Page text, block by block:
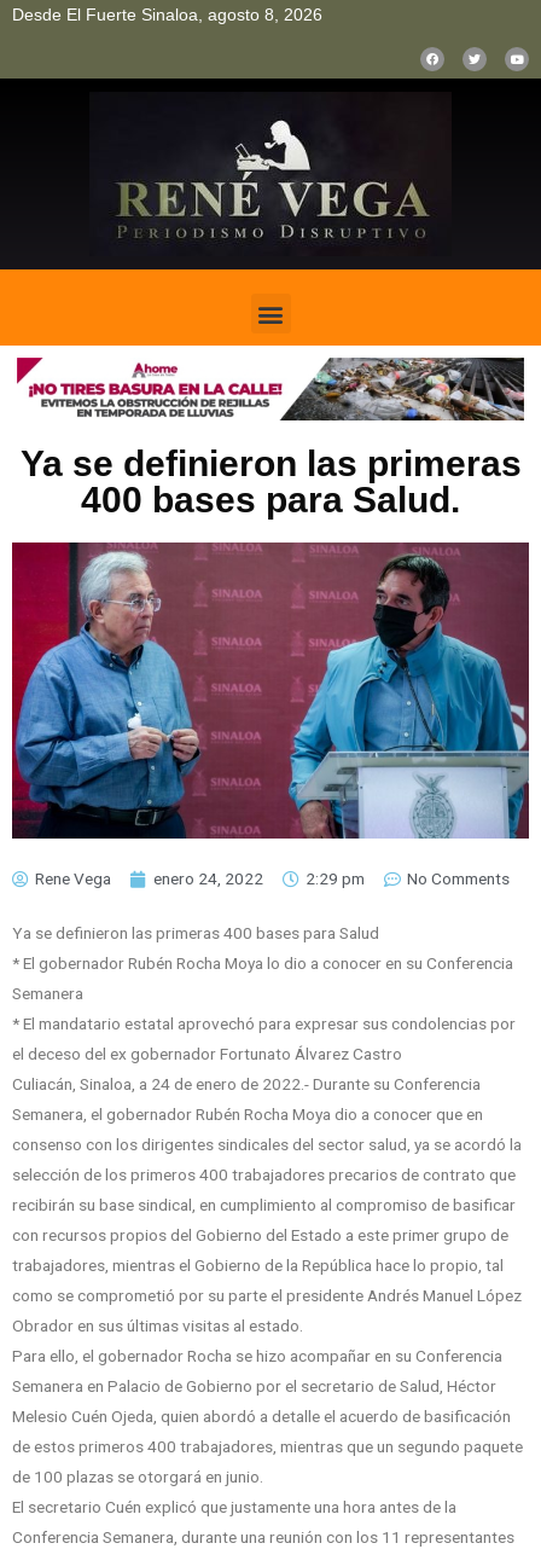
Desde El Fuerte Sinaloa, agosto 8, 2026
Ya se definieron las primeras
400 bases para Salud.
Rene Vega enero 24, 2022 2:29 pm No Comments
Ya se definieron las primeras 400 bases para Salud
* El gobernador Rubén Rocha Moya lo dio a conocer en su Conferencia
Semanera
* El mandatario estatal aprovechó para expresar sus condolencias por
el deceso del ex gobernador Fortunato Álvarez Castro
Culiacán, Sinaloa, a 24 de enero de 2022.- Durante su Conferencia
Semanera, el gobernador Rubén Rocha Moya dio a conocer que en
consenso con los dirigentes sindicales del sector salud, ya se acordó la
selección de los primeros 400 trabajadores precarios de contrato que
recibirán su base sindical, en cumplimiento al compromiso de basificar
con recursos propios del Gobierno del Estado a este primer grupo de
trabajadores, mientras el Gobierno de la República hace lo propio, tal
como se comprometió por su parte el presidente Andrés Manuel López
Obrador en sus últimas visitas al estado.
Para ello, el gobernador Rocha se hizo acompañar en su Conferencia
Semanera en Palacio de Gobierno por el secretario de Salud, Héctor
Melesio Cuén Ojeda, quien abordó a detalle el acuerdo de basificación
de estos primeros 400 trabajadores, mientras que un segundo paquete
de 100 plazas se otorgará en junio.
El secretario Cuén explicó que justamente una hora antes de la
Conferencia Semanera, durante una reunión con los 11 representantes